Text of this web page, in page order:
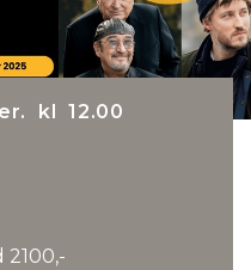
kl 12.00
2100,-